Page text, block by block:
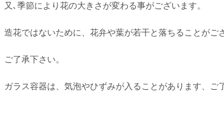
又､季節により花の大きさが変わる事がございます。
造花ではないために、花弁や葉が若干と落ちることがご
ご了承下さい。
ガラス容器は、気泡やひずみが入ることがあります、ご